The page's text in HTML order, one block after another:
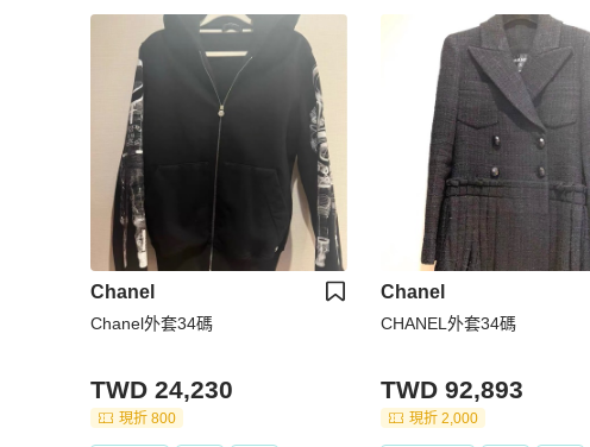
Chanel
Chanel外套34碼
TWD 24,230
現折 800
Chanel
CHANEL外套34碼
TWD 92,893
現折 2,000